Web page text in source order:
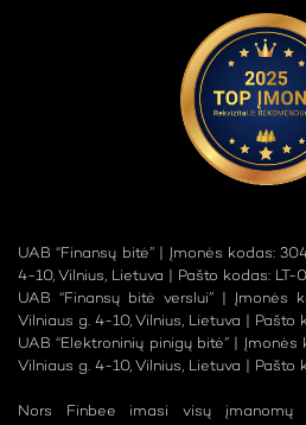
UAB “Finansų bitė” | Įmonės kodas:
4-10, Vilnius, Lietuva | Pašto kodas: LT-
UAB “Finansų bitė verslui” | Įmonės
Vilniaus g. 4-10, Vilnius, Lietuva | Pašto
UAB “Elektroninių pinigų bitė” |
Vilniaus g. 4-10, Vilnius, Lietuva | Pašto
Nors Finbee imasi visų įmanomų